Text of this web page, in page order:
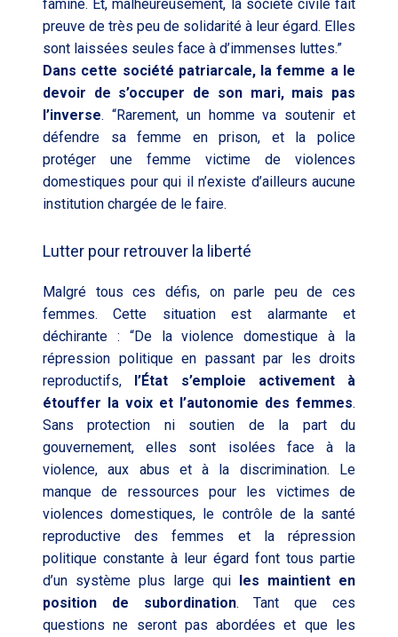
famine. Et, malheureusement, la société civile fait
preuve de très peu de solidarité à leur égard. Elles
sont laissées seules face à d’immenses luttes.”
Dans cette société patriarcale, la femme a le
devoir de s’occuper de son mari, mais pas
l’inverse. “Rarement, un homme va soutenir et
défendre sa femme en prison, et la police
protéger une femme victime de violences
domestiques pour qui il n’existe d’ailleurs aucune
institution chargée de le faire.
Lutter pour retrouver la liberté
Malgré tous ces défis, on parle peu de ces
femmes. Cette situation est alarmante et
déchirante : “De la violence domestique à la
répression politique en passant par les droits
reproductifs,
l’État s’emploie activement à
étouffer la voix et l’autonomie des femmes.
Sans protection ni soutien de la part du
gouvernement, elles sont isolées face à la
violence, aux abus et à la discrimination. Le
manque de ressources pour les victimes de
violences domestiques, le contrôle de la santé
reproductive des femmes et la répression
politique constante à leur égard font tous partie
d’un système plus large qui les maintient en
position de subordination. Tant que ces
questions ne seront pas abordées et que les